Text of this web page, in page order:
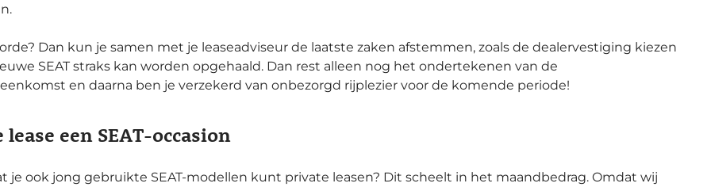
Dan kun je samen met je leaseadviseur de laatste zaken afstemmen, zoals de dealervestiging kiezen
SEAT straks kan worden opgehaald. Dan rest alleen nog het ondertekenen van de
en daarna ben je verzekerd van onbezorgd rijplezier voor de komende periode!
lease een SEAT-occasion
je ook jong gebruikte SEAT-modellen kunt private leasen? Dit scheelt in het maandbedrag. Omdat wij